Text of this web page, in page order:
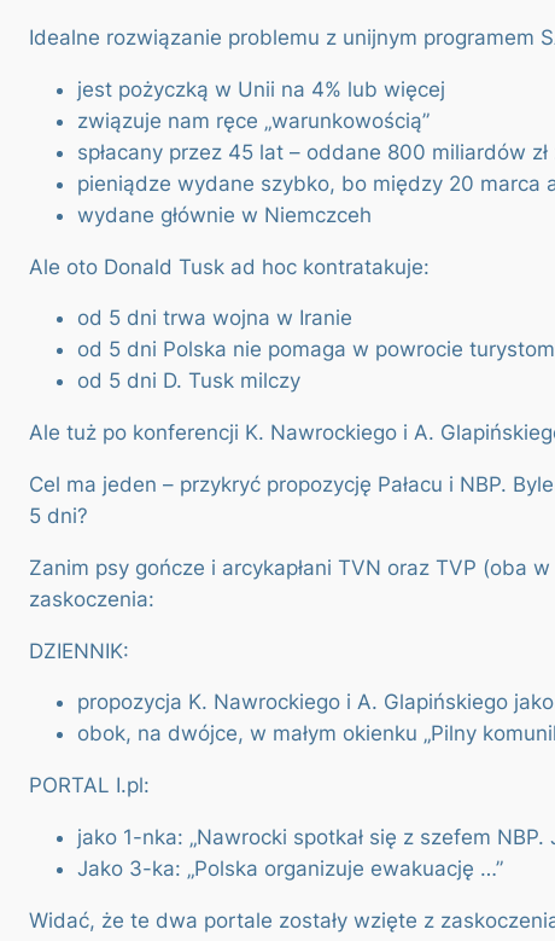
Idealne rozwiązanie problemu z unijnym programem
jest pożyczką w Unii na 4% lub więcej
związuje nam ręce „warunkowością”
spłacany przez 45 lat – oddane 800 miliardów
pieniądze wydane szybko, bo między 20 marca
wydane głównie w Niemczceh
Ale oto Donald Tusk ad hoc kontratakuje:
od 5 dni trwa wojna w Iranie
od 5 dni Polska nie pomaga w powrocie turystom
od 5 dni D. Tusk milczy
Ale tuż po konferencji K. Nawrockiego i A.
Cel ma jeden – przykryć propozycję Pałacu i NBP.
5 dni?
Zanim psy gończe i arcykapłani TVN oraz TVP (oba
zaskoczenia:
DZIENNIK:
propozycja K. Nawrockiego i A. Glapińskiego
obok, na dwójce, w małym okienku „Pilny
PORTAL I.pl:
jako 1-nka: „Nawrocki spotkał się z szefem
Jako 3-ka: „Polska organizuje ewakuację …”
Widać, że te dwa portale zostały wzięte z